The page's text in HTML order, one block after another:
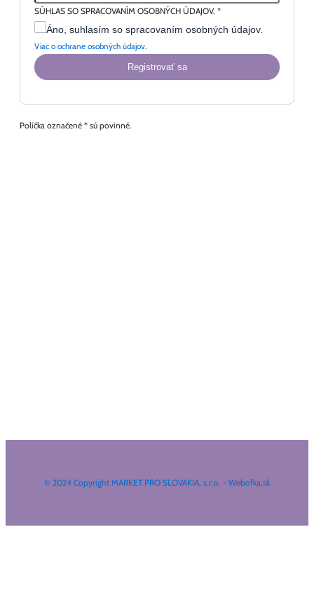
SÚHLAS SO SPRACOVANÍM OSOBNÝCH ÚDAJOV. *
Áno, suhlasím so spracovaním osobných údajov.
Viac o ochrane osobných údajov.
Registrovať sa
Políčka označené * sú povinné.
© 2024 Copyright MARKET PRO SLOVAKIA, s.r.o. - Webofka.sk